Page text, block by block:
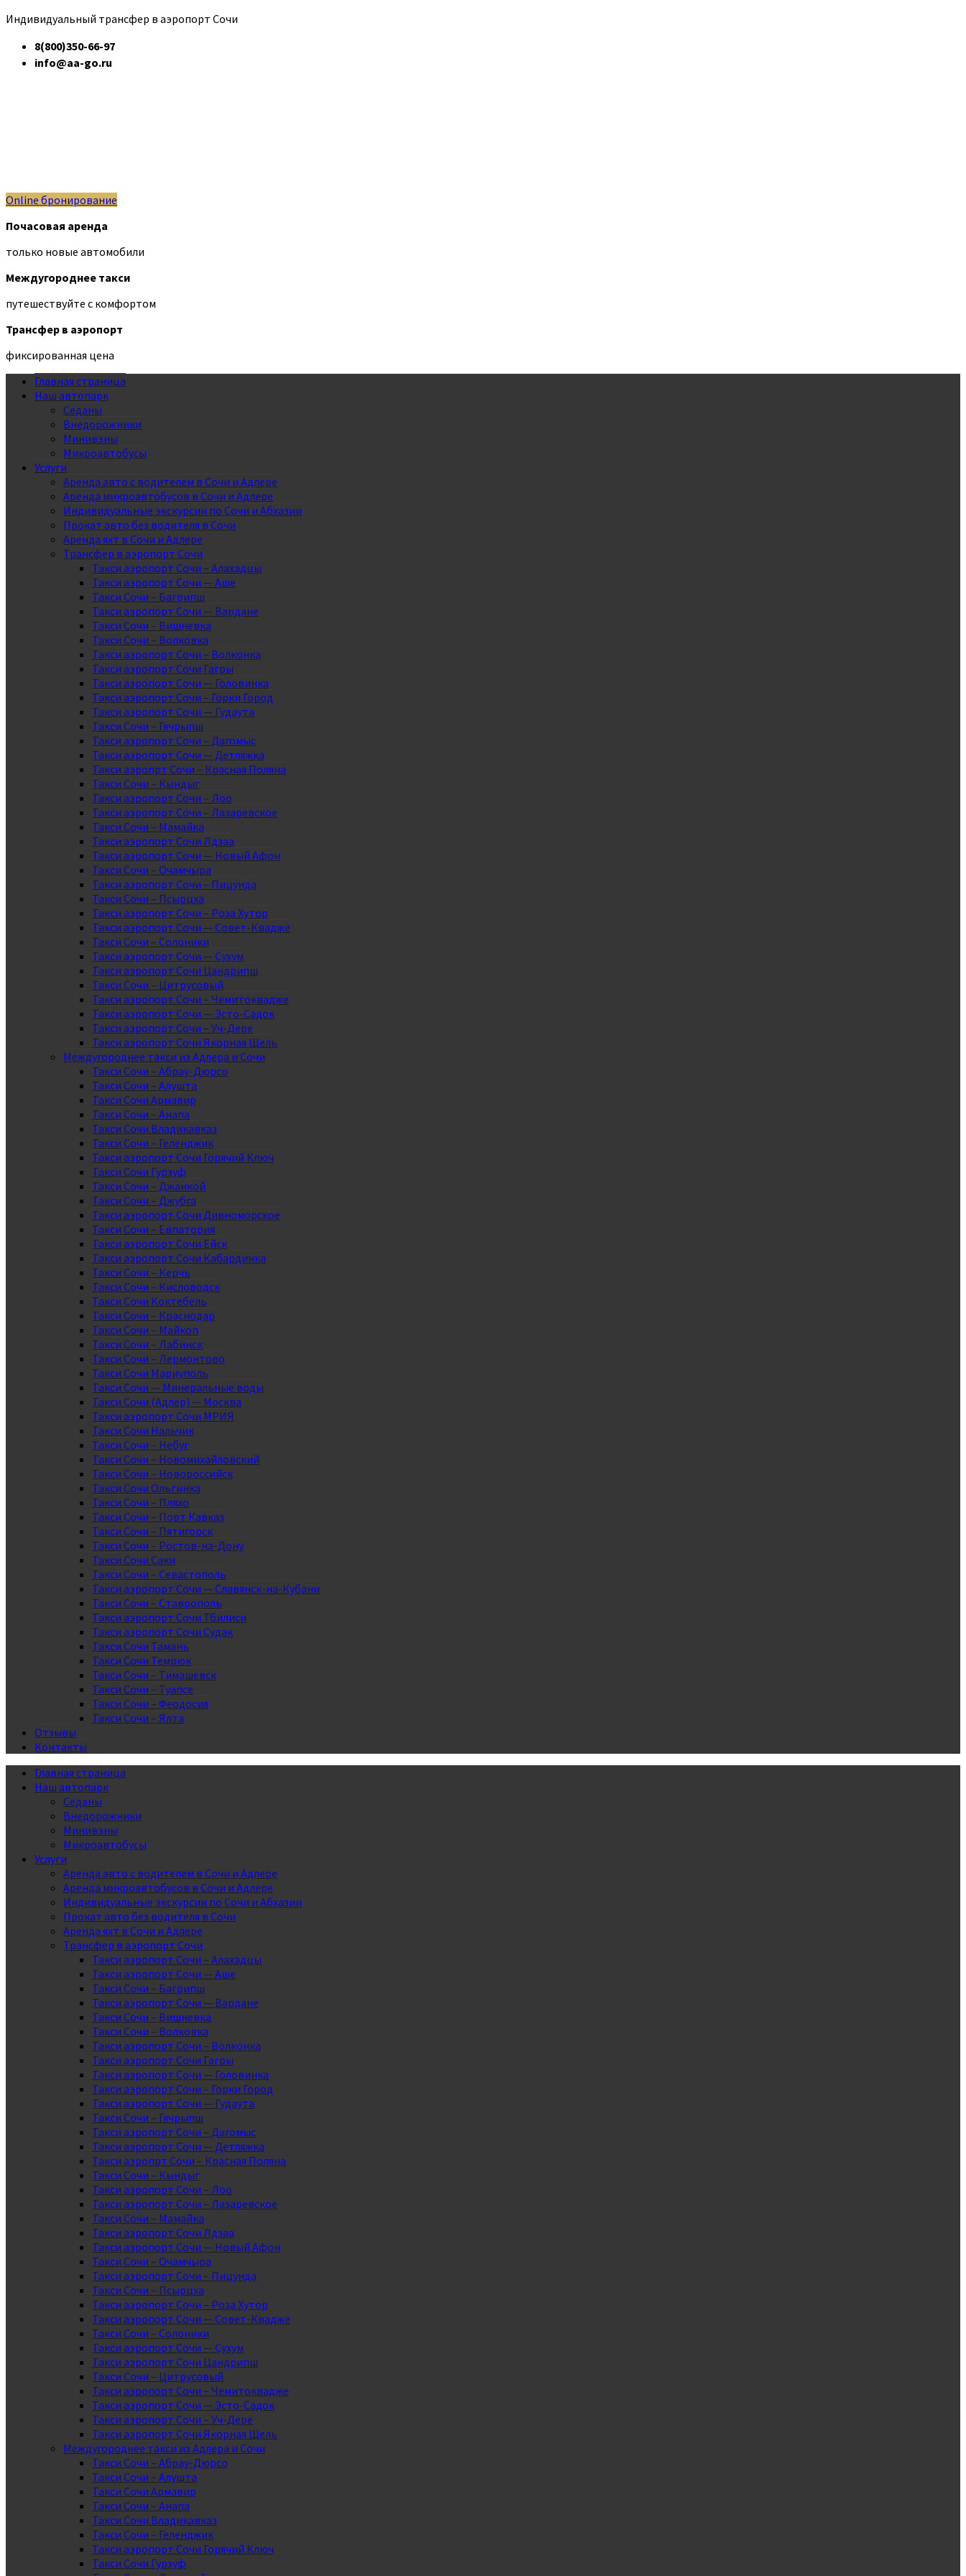
Индивидуальный трансфер в аэропорт Сочи
8(800)350-66-97
info@aa-go.ru
Online бронирование
Почасовая аренда
только новые автомобили
Междугороднее такси
путешествуйте с комфортом
Трансфер в аэропорт
фиксированная цена
Главная страница
Наш автопарк
Седаны
Внедорожники
Минивэны
Микроавтобусы
Услуги
Аренда авто с водителем в Сочи и Адлере
Аренда микроавтобусов в Сочи и Адлере
Индивидуальные экскурсии по Сочи и Абхазии
Прокат авто без водителя в Сочи
Аренда яхт в Сочи и Адлере
Трансфер в аэропорт Сочи
Такси аэропорт Сочи – Алахадцы
Такси аэропорт Сочи — Аше
Такси Сочи – Багрипш
Такси аэропорт Сочи — Вардане
Такси Сочи – Вишневка
Такси Сочи – Волковка
Такси аэропорт Сочи – Волконка
Такси аэропорт Сочи Гагры
Такси аэропорт Сочи — Головинка
Такси аэропорт Сочи – Горки Город
Такси аэропорт Сочи — Гудаута
Такси Сочи – Гячрыпш
Такси аэропорт Сочи – Дагомыс
Такси аэропорт Сочи — Детляжка
Такси аэропрт Сочи – Красная Поляна
Такси Сочи – Кындыг
Такси аэропорт Сочи – Лоо
Такси аэропорт Сочи – Лазаревское
Такси Сочи – Мамайка
Такси аэропорт Сочи Лдзаа
Такси аэропорт Сочи — Новый Афон
Такси Сочи – Очамчыра
Такси аэропорт Сочи – Пицунда
Такси Сочи – Псырцха
Такси аэропорт Сочи – Роза Хутор
Такси аэропорт Сочи — Совет-Квадже
Такси Сочи – Солоники
Такси аэропорт Сочи — Сухум
Такси аэропорт Сочи Цандрипш
Такси Сочи – Цитрусовый
Такси аэропорт Сочи – Чемитоквадже
Такси аэропорт Сочи — Эсто-Садок
Такси аэропорт Сочи – Уч-Дере
Такси аэропорт Сочи Якорная Щель
Междугороднее такси из Адлера и Сочи
Такси Сочи – Абрау-Дюрсо
Такси Сочи – Алушта
Такси Сочи Армавир
Такси Сочи – Анапа
Такси Сочи Владикавказ
Такси Сочи – Геленджик
Такси аэропорт Сочи Горячий Ключ
Такси Сочи Гурзуф
Такси Сочи – Джанкой
Такси Сочи – Джубга
Такси аэропорт Сочи Дивноморское
Такси Сочи – Евпатория
Такси аэропорт Сочи Ейск
Такси аэропорт Сочи Кабардинка
Такси Сочи – Керчь
Такси Сочи – Кисловодск
Такси Сочи Коктебель
Такси Сочи – Краснодар
Такси Сочи – Майкоп
Такси Сочи – Лабинск
Такси Сочи – Лермонтово
Такси Сочи Мариуполь
Такси Сочи — Минеральные воды
Такси Сочи (Адлер) — Москва
Такси аэропорт Сочи МРИЯ
Такси Сочи Нальчик
Такси Сочи – Небуг
Такси Сочи – Новомихайловский
Такси Сочи – Новороссийск
Такси Сочи Ольгинка
Такси Сочи – Пляхо
Такси Сочи – Порт Кавказ
Такси Сочи – Пятигорск
Такси Сочи – Ростов-на-Дону
Такси Сочи Саки
Такси Сочи – Севастополь
Такси аэропорт Сочи — Славянск-на-Кубани
Такси Сочи – Ставрополь
Такси аэропорт Сочи Тбилиси
Такси аэропорт Сочи Судак
Такси Сочи Тамань
Такси Сочи Темрюк
Такси Сочи – Тимашевск
Такси Сочи – Туапсе
Такси Сочи – Феодосия
Такси Сочи – Ялта
Отзывы
Контакты
Главная страница
Наш автопарк
Седаны
Внедорожники
Минивэны
Микроавтобусы
Услуги
Аренда авто с водителем в Сочи и Адлере
Аренда микроавтобусов в Сочи и Адлере
Индивидуальные экскурсии по Сочи и Абхазии
Прокат авто без водителя в Сочи
Аренда яхт в Сочи и Адлере
Трансфер в аэропорт Сочи
Такси аэропорт Сочи – Алахадцы
Такси аэропорт Сочи — Аше
Такси Сочи – Багрипш
Такси аэропорт Сочи — Вардане
Такси Сочи – Вишневка
Такси Сочи – Волковка
Такси аэропорт Сочи – Волконка
Такси аэропорт Сочи Гагры
Такси аэропорт Сочи — Головинка
Такси аэропорт Сочи – Горки Город
Такси аэропорт Сочи — Гудаута
Такси Сочи – Гячрыпш
Такси аэропорт Сочи – Дагомыс
Такси аэропорт Сочи — Детляжка
Такси аэропрт Сочи – Красная Поляна
Такси Сочи – Кындыг
Такси аэропорт Сочи – Лоо
Такси аэропорт Сочи – Лазаревское
Такси Сочи – Мамайка
Такси аэропорт Сочи Лдзаа
Такси аэропорт Сочи — Новый Афон
Такси Сочи – Очамчыра
Такси аэропорт Сочи – Пицунда
Такси Сочи – Псырцха
Такси аэропорт Сочи – Роза Хутор
Такси аэропорт Сочи — Совет-Квадже
Такси Сочи – Солоники
Такси аэропорт Сочи — Сухум
Такси аэропорт Сочи Цандрипш
Такси Сочи – Цитрусовый
Такси аэропорт Сочи – Чемитоквадже
Такси аэропорт Сочи — Эсто-Садок
Такси аэропорт Сочи – Уч-Дере
Такси аэропорт Сочи Якорная Щель
Междугороднее такси из Адлера и Сочи
Такси Сочи – Абрау-Дюрсо
Такси Сочи – Алушта
Такси Сочи Армавир
Такси Сочи – Анапа
Такси Сочи Владикавказ
Такси Сочи – Геленджик
Такси аэропорт Сочи Горячий Ключ
Такси Сочи Гурзуф